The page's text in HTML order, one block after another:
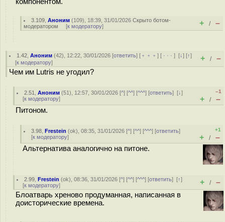
3.109 ,Аноним (109), 18:39, 31/01/2026Скрыто ботом-
модератором [к модератору] + / –
1.42 ,Аноним (42), 12:22, 30/01/2026 [ответить] [ ﹢﹢﹢] [ · · ·][↓] [↑]
[к модератору] + / –
Чем им Lutris не угодил?
2.51 ,Аноним (51), 12:57, 30/01/2026 [^] [^^] [^^^] [ответить][↓]
[к модератору]
–1
+ / –
Питоном.
3.98 ,Frestein (ok), 08:35, 31/01/2026 [^] [^^] [^^^] [ответить]
[к модератору]
+1
+ / –
Альтернатива аналогично на питоне.
2.99 ,Frestein (ok), 08:36, 31/01/2026 [^] [^^] [^^^] [ответить][↑]
[к модератору] + / –
Блоатварь хреново продуманная, написанная в
доисторические времена.